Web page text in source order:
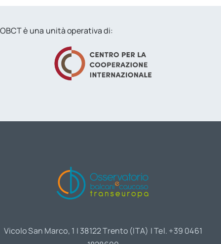
OBCT è una unità operativa di:
Vicolo San Marco, 1 | 38122 Trento (ITA) | Tel. +39 0461